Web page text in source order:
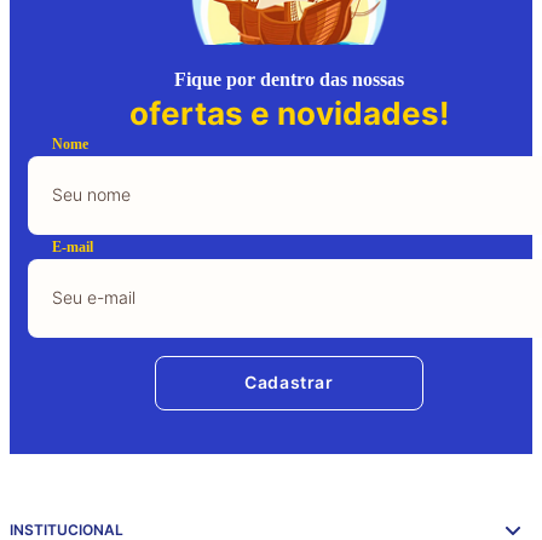
Fique por dentro das nossas
ofertas e novidades!
Nome
E-mail
Cadastrar
INSTITUCIONAL